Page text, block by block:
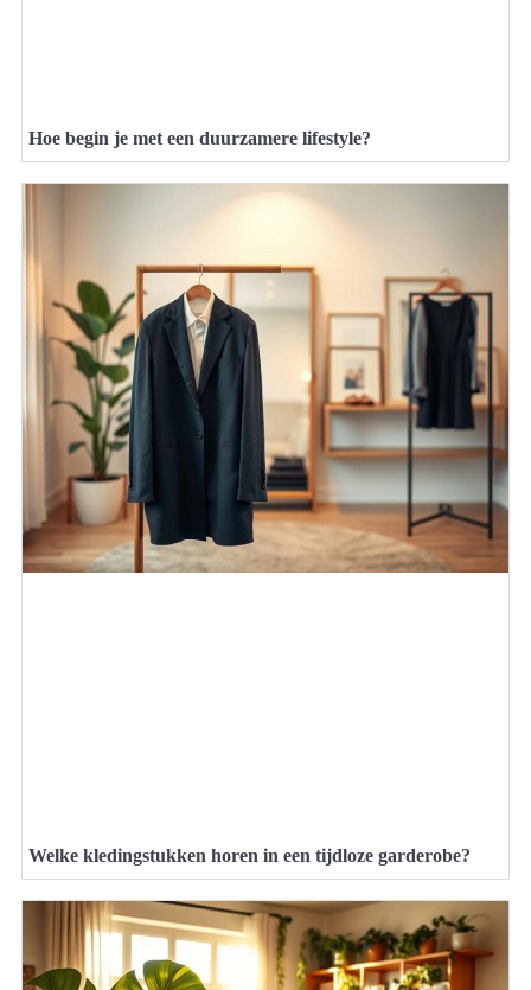
Hoe begin je met een duurzamere lifestyle?
Welke kledingstukken horen in een tijdloze garderobe?